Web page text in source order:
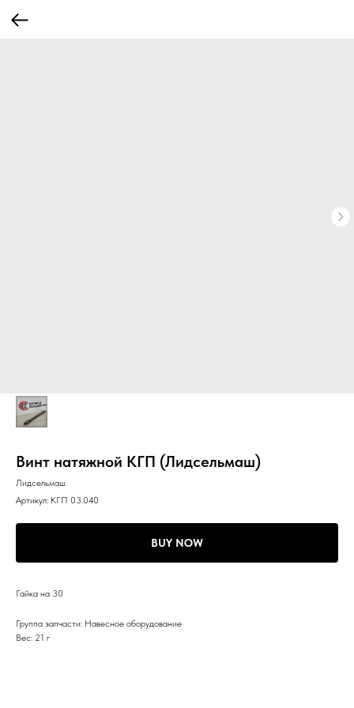
Винт натяжной КГП (Лидсельмаш)
Лидсельмаш
Артикул: КГП 03.040
BUY NOW
Гайка на 30
Группа запчасти: Навесное оборудование
Вес: 21 г